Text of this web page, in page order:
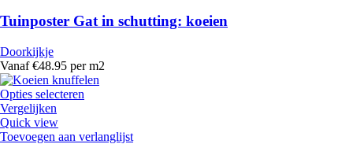
Tuinposter Gat in schutting: koeien
Doorkijkje
Vanaf €48.95 per m2
Opties selecteren
Vergelijken
Quick view
Toevoegen aan verlanglijst